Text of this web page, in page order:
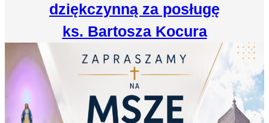
dziękczynną za posługę
ks. Bartosza Kocura